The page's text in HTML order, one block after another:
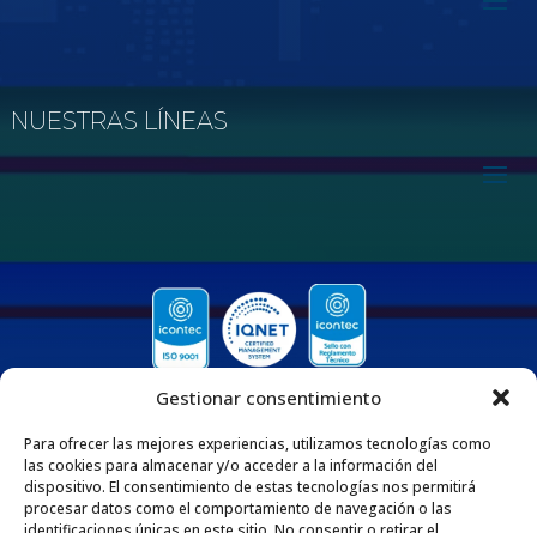
Gestionar consentimiento
Para ofrecer las mejores experiencias, utilizamos tecnologías como
las cookies para almacenar y/o acceder a la información del
dispositivo. El consentimiento de estas tecnologías nos permitirá
procesar datos como el comportamiento de navegación o las
NUESTRAS LÍNEAS
QUIENES SOMOS